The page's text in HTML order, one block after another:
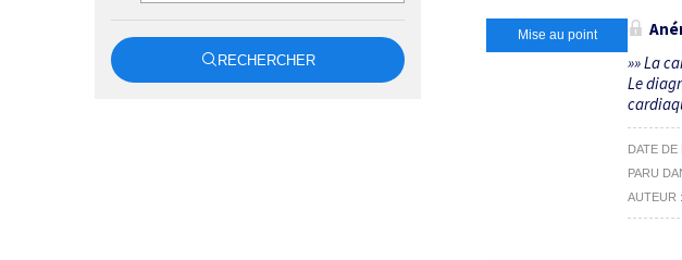
RECHERCHER
Mise au point
»» La
Le
DATE DE
PARU
AUTEUR